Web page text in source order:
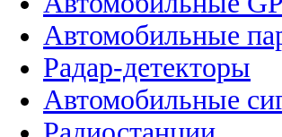
Автомобильные
Радар-детекторы
Автомобильные